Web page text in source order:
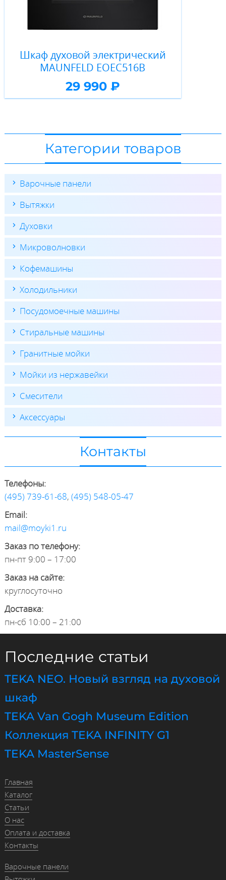
Шкаф духовой электрический
MAUNFELD EOEC516B
29 990 ₽
Категории товаров
Варочные панели
Вытяжки
Духовки
Микроволновки
Кофемашины
Холодильники
Посудомоечные машины
Стиральные машины
Гранитные мойки
Мойки из нержавейки
Смесители
Аксессуары
Контакты
Телефоны:
(495) 739-61-68, (495) 548-05-47
Email:
mail@moyki1.ru
Заказ по телефону:
пн-пт 9:00 – 17:00
Заказ на сайте:
круглосуточно
Доставка:
пн-сб 10:00 – 21:00
Последние статьи
TEKA NEO. Новый взгляд на духовой
шкаф
TEKA Van Gogh Museum Edition
Коллекция TEKA INFINITY G1
TEKA MasterSense
Главная
Каталог
Статьи
О нас
Оплата и доставка
Контакты
Варочные панели